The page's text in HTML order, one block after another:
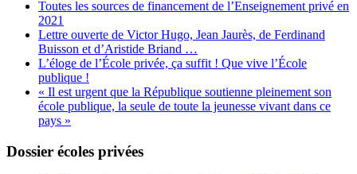
Toutes les sources de financement de l’Enseignement privé en
2021
Lettre ouverte de Victor Hugo, Jean Jaurès, de Ferdinand
Buisson et d’Aristide Briand …
L’éloge de l’École privée, ça suffit ! Que vive l’École
publique !
« Il est urgent que la République soutienne pleinement son
école publique, la seule de toute la jeunesse vivant dans ce
pays »
Dossier écoles privées